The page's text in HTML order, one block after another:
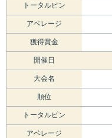
トータルピン
アベレージ
獲得賞金
開催日
大会名
順位
トータルピン
アベレージ